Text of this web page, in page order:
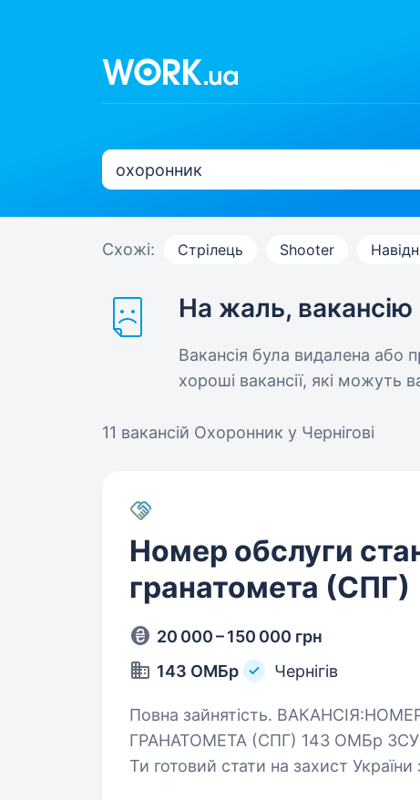
Схожі: Стрілець Shooter
На жаль, вакансію
Вакансія була видалена або
хороші вакансії, які можуть
11 вакансій Охоронник у Чернігові
Номер обслуги
гранатомета (СПГ)
20 000 – 150 000 грн
143 ОМБр
Чернігів
Повна зайнятість. ВАКАНСІЯ:НОМЕР ОБСЛУГИ СТАНКОВОГО
ГРАНАТОМЕТА (СПГ) 143 ОМБр
Ти готовий стати на захист